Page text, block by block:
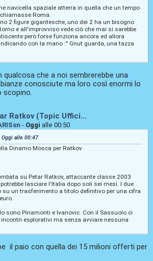
navicella spaziale atterra in quella che un tempo
Roma.
2 figure gigantesche, uno dei 2 ha un bisogno
e all'improvviso vede ciò che mai si sarebbe
però forse funziona ancora ed allora
con la mano :" Gnut guarda, una tazza
che a noi sembrerebbe una
conosciute ma loro così enormi lo
scopino.
Ratkov (Topic Uffici...
- Oggi alle 00:50
Oggi alle 00:47
Dinamo Mosca per Ratkov
su Petar Ratkov, attaccante classe 2003
lasciare l'Italia dopo soli sei mesi. I due
un trasferimento a titolo definitivo per una cifra
sono Pinamonti e Ivanovic. Con il Sassuolo ci
esplorativi ma senza avviare nessuna
il paio con quella dei 15 milioni offerti per